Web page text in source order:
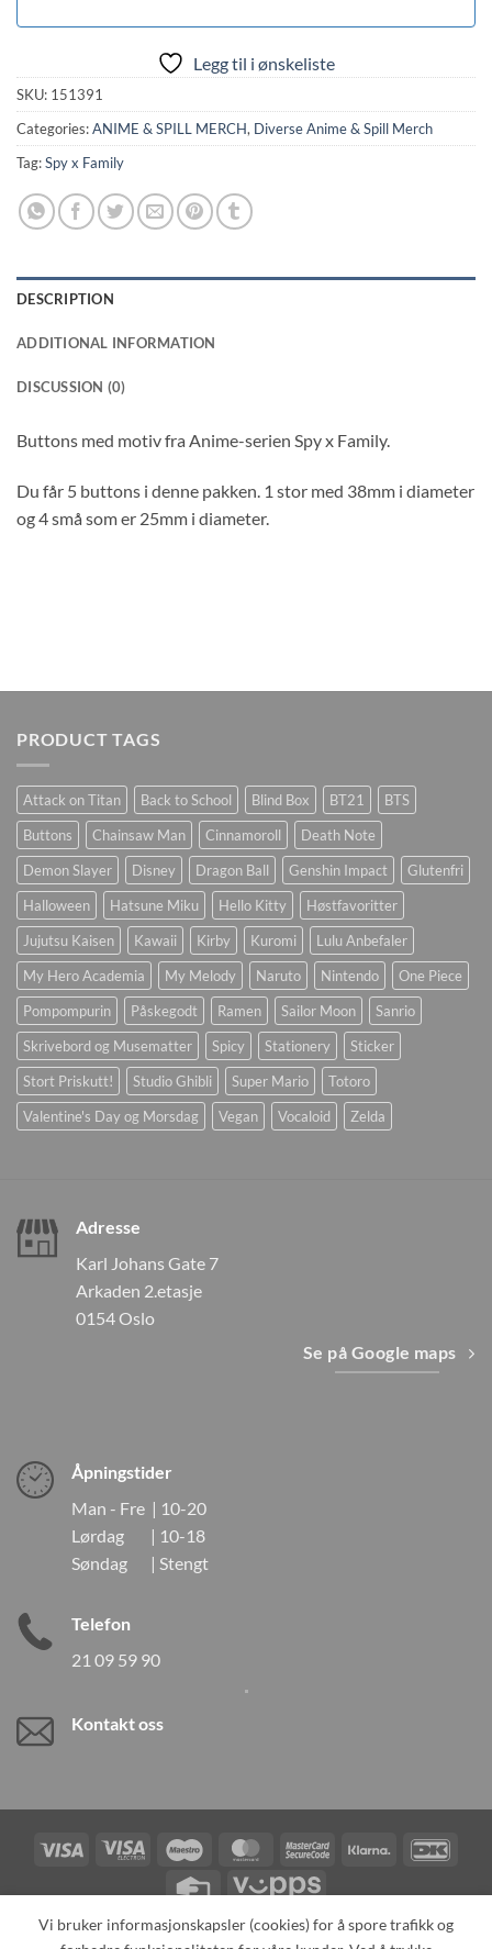
Legg til i ønskeliste
SKU: 151391
Categories:ANIME & SPILL MERCH, Diverse Anime & Spill Merch
Tag:Spy x Family
DESCRIPTION
ADDITIONAL INFORMATION
DISCUSSION (0)
Buttons med motiv fra Anime-serien Spy x Family.
Du får 5 buttons i denne pakken. 1 stor med 38mm i diameter
og 4 små som er 25mm i diameter.
PRODUCT TAGS
Attack on Titan Back to School Blind Box BT21
BTS
Buttons
Chainsaw Man Cinnamoroll
Death Note
Demon Slayer
Disney Dragon Ball Genshin Impact
Glutenfri
Halloween
Hatsune Miku Hello Kitty
Høstfavoritter
Jujutsu Kaisen
Kawaii Kirby Kuromi
Lulu Anbefaler
My Hero Academia
My Melody Naruto Nintendo
One Piece
Pompompurin
Påskegodt Ramen Sailor Moon
Sanrio
Skrivebord og Musematter
Spicy Stationery
Sticker
Stort Priskutt!
Studio Ghibli Super Mario
Totoro
Valentine's Day og Morsdag
Vegan Vocaloid Zelda
Adresse
Karl Johans Gate 7
Arkaden 2.etasje
0154 Oslo
Se på Google maps
Åpningstider
Man - Fre | 10-20
Lørdag | 10-18
Søndag | Stengt
Telefon
21 09 59 90
Kontakt oss
Visa
Visa
Electron
Maestro MasterCardMasterCardKlarna
Credit
Vipps
Vi bruker informasjonskapsler (cookies) for å spore trafikk og